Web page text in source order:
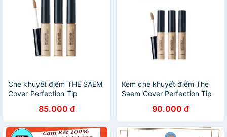
Che khuyết điểm THE SAEM
Cover Perfection Tip
85.000 đ
Kem che khuyết điểm The
Saem Cover Perfection Tip
90.000 đ